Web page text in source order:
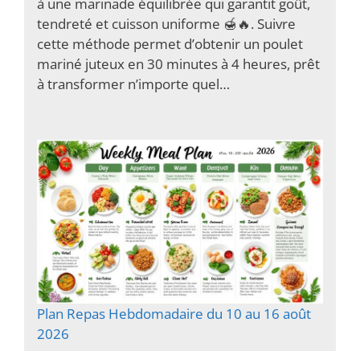
tendreté et cuisson uniforme 🍯🔥. Suivre
cette méthode permet d’obtenir un poulet
mariné juteux en 30 minutes à 4 heures, prêt
à transformer n’importe quel…
Plan Repas Hebdomadaire du 10 au 16 août
2026